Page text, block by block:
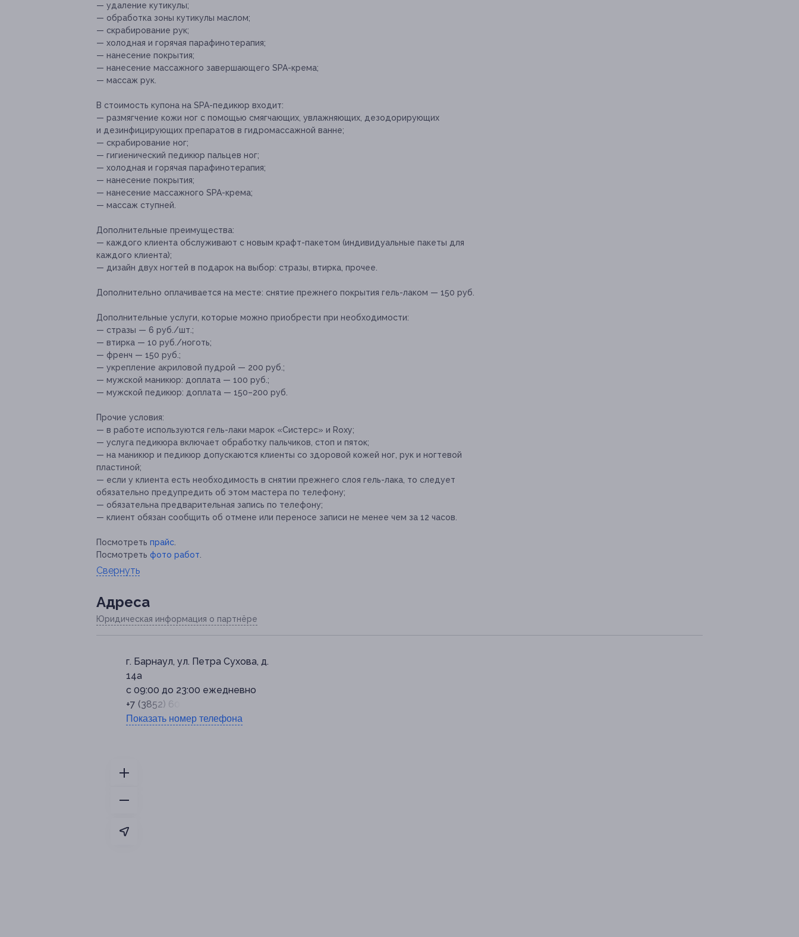
— удаление кутикулы;
— обработка зоны кутикулы маслом;
— скрабирование рук;
— холодная и горячая парафинотерапия;
— нанесение покрытия;
— нанесение массажного завершающего SPA-крема;
— массаж рук.
В стоимость купона на SPA-педикюр входит:
— размягчение кожи ног с помощью смягчающих, увлажняющих, дезодорирующих
и дезинфицирующих препаратов в гидромассажной ванне;
— скрабирование ног;
— гигиенический педикюр пальцев ног;
— холодная и горячая парафинотерапия;
— нанесение покрытия;
— нанесение массажного SPA-крема;
— массаж ступней.
Дополнительные преимущества:
— каждого клиента обслуживают с новым крафт-пакетом (индивидуальные пакеты для
каждого клиента);
— дизайн двух ногтей в подарок на выбор: стразы, втирка, прочее.
Дополнительно оплачивается на месте: снятие прежнего покрытия гель-лаком — 150 руб.
Дополнительные услуги, которые можно приобрести при необходимости:
— стразы — 6 руб./шт.;
— втирка — 10 руб./ноготь;
— френч — 150 руб.;
— укрепление акриловой пудрой — 200 руб.;
— мужской маникюр: доплата — 100 руб.;
— мужской педикюр: доплата — 150–200 руб.
Прочие условия:
— в работе используются гель-лаки марок «Систерс» и Roxy;
— услуга педикюра включает обработку пальчиков, стоп и пяток;
— на маникюр и педикюр допускаются клиенты со здоровой кожей ног, рук и ногтевой
пластиной;
— если у клиента есть необходимость в снятии прежнего слоя гель-лака, то следует
обязательно предупредить об этом мастера по телефону;
— обязательна предварительная запись по телефону;
— клиент обязан сообщить об отмене или переносе записи не менее чем за 12 часов.
Посмотреть прайс
Посмотреть фото работ
Свернуть
Адресa
Юридическая информация о партнёре
г. Барнаул, ул. Петра Сухова, д.
14а
с 09:00 до 23:00 ежедневно
+7 (3852) 60-40-26
Показать номер телефона